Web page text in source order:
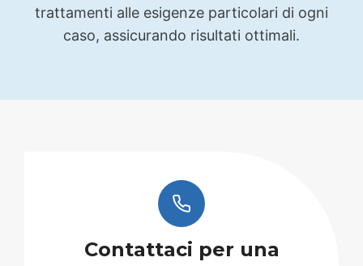
trattamenti alle esigenze particolari di ogni
caso, assicurando risultati ottimali.
Contattaci per una